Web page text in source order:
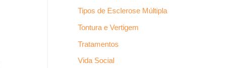
Tipos de Esclerose Múltipla
Tontura e Vertigem
Tratamentos
Vida Social